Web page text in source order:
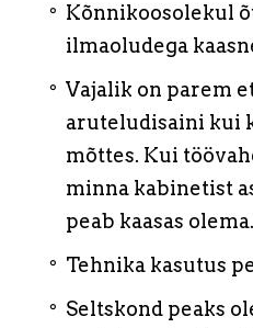
Kõnnikoosolekul
ilmaoludega
Vajalik on parem
aruteludisaini kui
mõttes. Kui
minna kabinetist
peab kaasas olema.
Tehnika kasutus
Seltskond peaks